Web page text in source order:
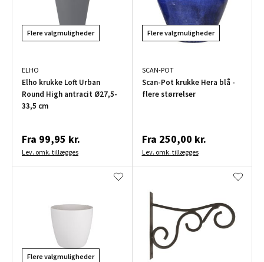
Flere valgmuligheder
ELHO
Elho krukke Loft Urban
Round High antracit Ø27,5-
33,5 cm
Fra 99,95 kr.
Lev. omk. tillægges
Flere valgmuligheder
SCAN-POT
Scan-Pot krukke Hera blå -
flere størrelser
Fra 250,00 kr.
Lev. omk. tillægges
Flere valgmuligheder